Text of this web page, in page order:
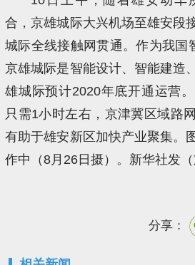
合，京雄城际大兴机场至雄安段
城际全线接触网贯通。作为我国
京雄城际是智能设计、智能建造
雄城际预计2020年底开通运营
只需1小时左右，京津冀区域路
有助于雄安新区加快产业聚集。
作中（8月26日摄）。新华社发（
分享：